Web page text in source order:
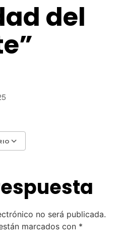
del
no será publicada.
marcados con *